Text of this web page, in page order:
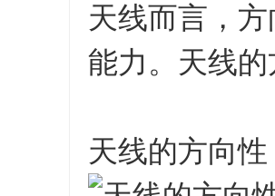
天线而言，
能力。天线
天线的方向性